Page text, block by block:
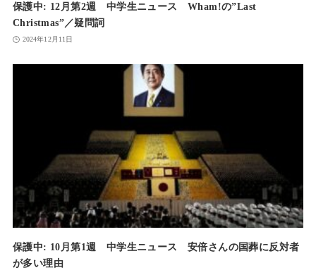
保護中: 12月第2週 中学生ニュース Wham!の”Last
Christmas”／疑問詞
2024年12月11日
保護中: 10月第1週 中学生ニュース 安倍さんの国葬に反対者
が多い理由